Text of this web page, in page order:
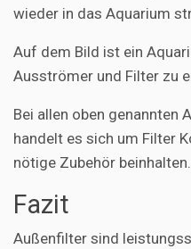
wieder in das Aquarium
Auf dem Bild ist ein
Ausströmer und Filter zu
Bei allen oben genannten
handelt es sich um Filter
nötige Zubehör beinhalten.
Fazit
Außenfilter sind